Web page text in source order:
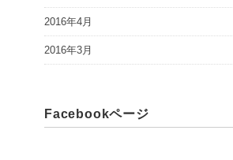
2016年4月
2016年3月
Facebookページ